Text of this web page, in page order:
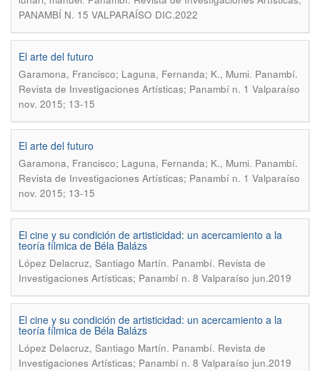
PANAMBÍ N. 15 VALPARAÍSO DIC.2022
El arte del futuro
Garamona, Francisco; Laguna, Fernanda; K., Mumi. Panambí.
Revista de Investigaciones Artísticas; Panambí n. 1 Valparaíso
nov. 2015; 13-15
El arte del futuro
Garamona, Francisco; Laguna, Fernanda; K., Mumi. Panambí.
Revista de Investigaciones Artísticas; Panambí n. 1 Valparaíso
nov. 2015; 13-15
El cine y su condición de artisticidad: un acercamiento a la
teoría fílmica de Béla Balázs
López Delacruz, Santiago Martín. Panambí. Revista de
Investigaciones Artísticas; Panambí n. 8 Valparaíso jun.2019
El cine y su condición de artisticidad: un acercamiento a la
teoría fílmica de Béla Balázs
López Delacruz, Santiago Martín. Panambí. Revista de
Investigaciones Artísticas; Panambí n. 8 Valparaíso jun.2019